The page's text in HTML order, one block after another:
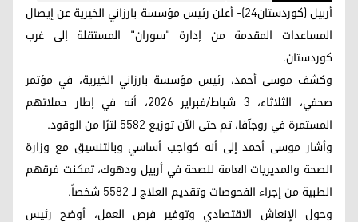
أربيل (كوردستان24)- أعلن رئيس مؤسسة بارزاني الخيرية عن إيصال
المساعدات المقدمة من إدارة "سوران" المستقلة إلى غرب
كوردستان.
وكشف موسى أحمد، رئيس مؤسسة بارزاني الخيرية، في مؤتمر
صحفي، الثلاثاء، 3 شباط/فبراير 2026، أنه في إطار حملاتهم
المستمرة في روجآفا، تم حتى الآن توزيع 5582 لترًا من الوقود.
وأشار موسى أحمد إلى أنه كواجب أساسي وبالتنسيق مع وزارة
الصحة والمديريات العامة للصحة في أربيل ودهوك، تمكنت فرقهم
الطبية من إجراء الفحوصات وتقديم العلاج لـ 5582 شخصاً.
وحول الإنعاش الاقتصادي وتوفير فرص العمل، أوضح رئيس